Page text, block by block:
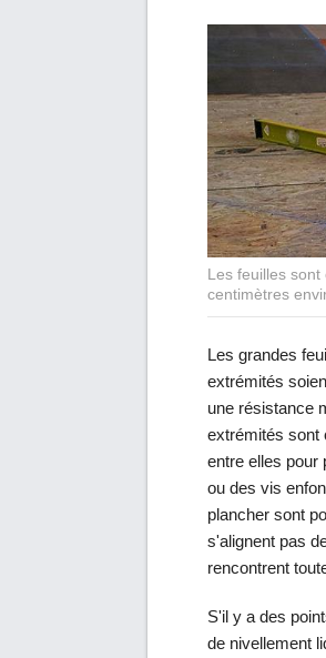
Les feuilles
centimètres
Les grandes
extrémités
une résistance
extrémités sont
entre elles pour
ou des vis
plancher sont
s'alignent pas
rencontrent
S'il y a des
de nivellement